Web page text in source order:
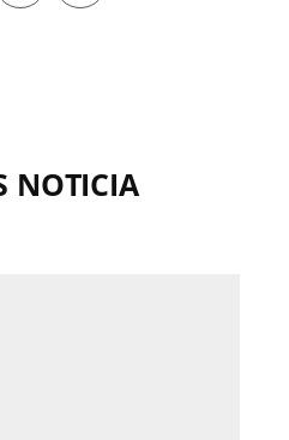
NOTICIA